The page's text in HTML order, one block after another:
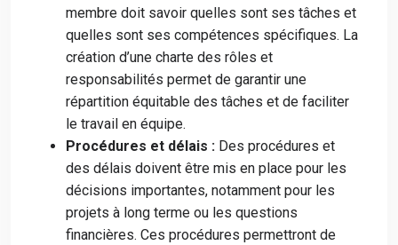
membre doit savoir quelles sont ses tâches et
quelles sont ses compétences spécifiques. La
création d’une charte des rôles et
responsabilités permet de garantir une
répartition équitable des tâches et de faciliter
le travail en équipe.
Procédures et délais : Des procédures et
des délais doivent être mis en place pour les
décisions importantes, notamment pour les
projets à long terme ou les questions
financières. Ces procédures permettront de